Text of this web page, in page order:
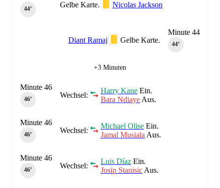
Gelbe Karte. Nicolas Jackson
44‎’‎
Minute 44
44‎’‎
Gelbe Karte.
Diant Ramaj
+3 Minuten
Wechsel:
Harry Kane Ein.
Bara Ndiaye Aus.
Minute 46
46‎’‎
Wechsel:
Michael Olise Ein.
Jamal Musiala Aus.
Minute 46
46‎’‎
Wechsel:
Luis Díaz Ein.
Josip Stanisic Aus.
Minute 46
46‎’‎